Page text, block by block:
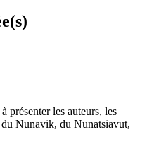
présenter les auteurs, les
Nunavik, du Nunatsiavut,